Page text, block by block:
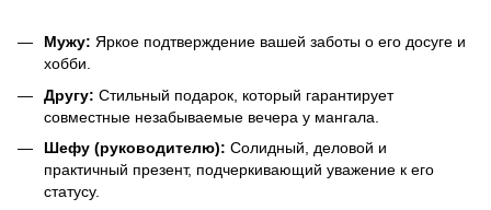
Мужу: Яркое подтверждение вашей заботы о его досуге и
хобби.
Другу: Стильный подарок, который гарантирует
совместные незабываемые вечера у мангала.
Шефу (руководителю): Солидный, деловой и
практичный презент, подчеркивающий уважение к его
статусу.